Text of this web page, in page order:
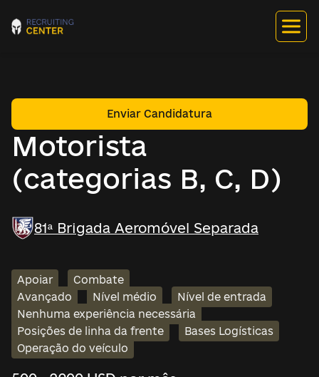
Motorista
(categorias B, C, D)
Enviar Candidatura
81ª Brigada Aeromóvel Separada
Apoiar
Combate
Avançado
Nível médio
Nível de entrada
Nenhuma experiência necessária
Posições de linha da frente
Bases Logísticas
Operação do veículo